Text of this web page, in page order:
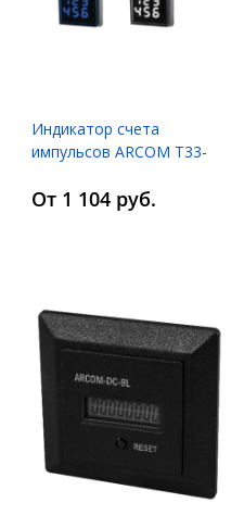
Индикатор счета
импульсов ARCOM T33-
От 1 104 руб.